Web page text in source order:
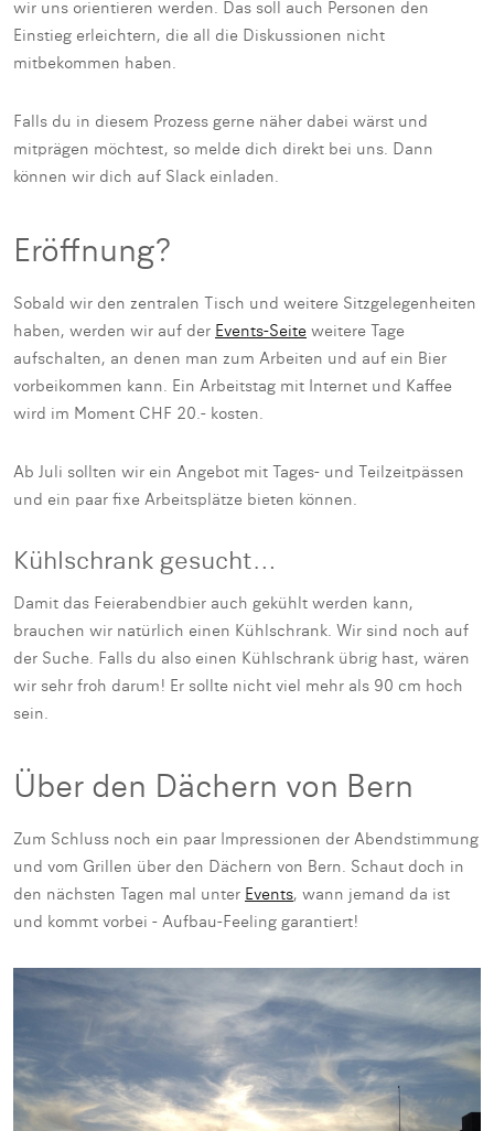
wir uns orientieren werden. Das soll auch Personen den
Einstieg erleichtern, die all die Diskussionen nicht
mitbekommen haben.
Falls du in diesem Prozess gerne näher dabei wärst und
mitprägen möchtest, so melde dich direkt bei uns. Dann
können wir dich auf Slack einladen.
Eröffnung?
Sobald wir den zentralen Tisch und weitere Sitzgelegenheiten
haben, werden wir auf der Events-Seite weitere Tage
aufschalten, an denen man zum Arbeiten und auf ein Bier
vorbeikommen kann. Ein Arbeitstag mit Internet und Kaffee
wird im Moment CHF 20.- kosten.
Ab Juli sollten wir ein Angebot mit Tages- und Teilzeitpässen
und ein paar fixe Arbeitsplätze bieten können.
Kühlschrank gesucht…
Damit das Feierabendbier auch gekühlt werden kann,
brauchen wir natürlich einen Kühlschrank. Wir sind noch auf
der Suche. Falls du also einen Kühlschrank übrig hast, wären
wir sehr froh darum! Er sollte nicht viel mehr als 90 cm hoch
sein.
Über den Dächern von Bern
Zum Schluss noch ein paar Impressionen der Abendstimmung
und vom Grillen über den Dächern von Bern. Schaut doch in
den nächsten Tagen mal unter Events, wann jemand da ist
und kommt vorbei - Aufbau-Feeling garantiert!